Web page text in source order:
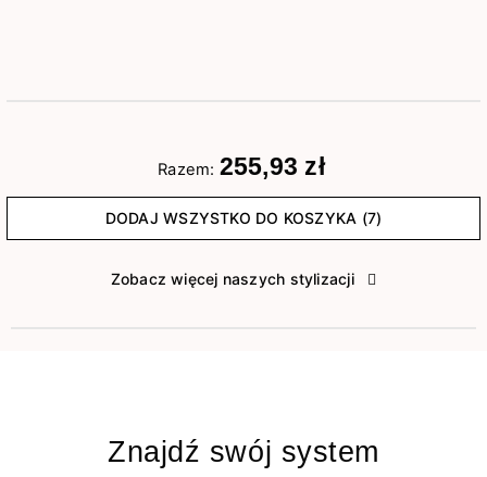
Razem: 255,93 zł
DODAJ WSZYSTKO DO KOSZYKA (7)
Zobacz więcej naszych stylizacji
Znajdź swój system